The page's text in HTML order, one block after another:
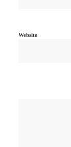
Website